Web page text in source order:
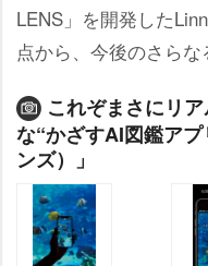
LENS」を開発した
点から、今後のさらな
これぞまさにリ
な“かざすAI図鑑ア
ンズ）」